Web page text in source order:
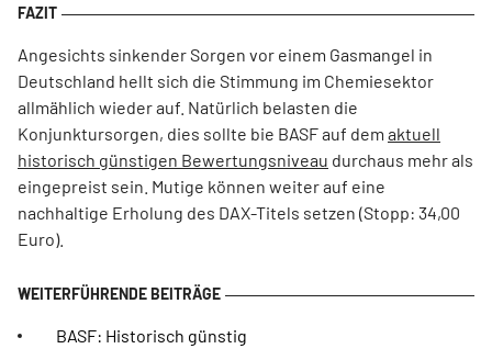
Angesichts sinkender Sorgen vor einem Gasmangel in
Deutschland hellt sich die Stimmung im Chemiesektor
allmählich wieder auf. Natürlich belasten die
Konjunktursorgen, dies sollte bie BASF auf dem aktuell
historisch günstigen Bewertungsniveau durchaus mehr als
eingepreist sein. Mutige können weiter auf eine
nachhaltige Erholung des DAX-Titels setzen (Stopp: 34,00
Euro).
BASF: Historisch günstig